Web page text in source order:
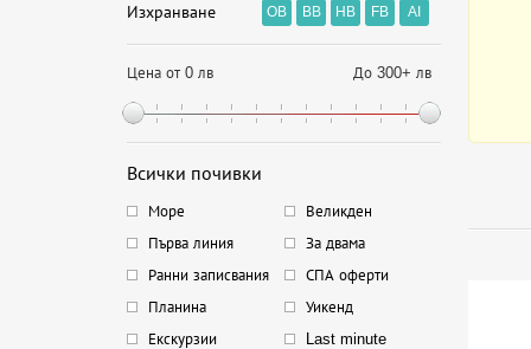
Изхранване OB BB HB FB AI
Цена от 0 лв До 300+ лв
Всички почивки
Море
Великден
Първа линия
За двама
Ранни записвания
СПА оферти
Планина
Уикенд
Екскурзии
Last minute